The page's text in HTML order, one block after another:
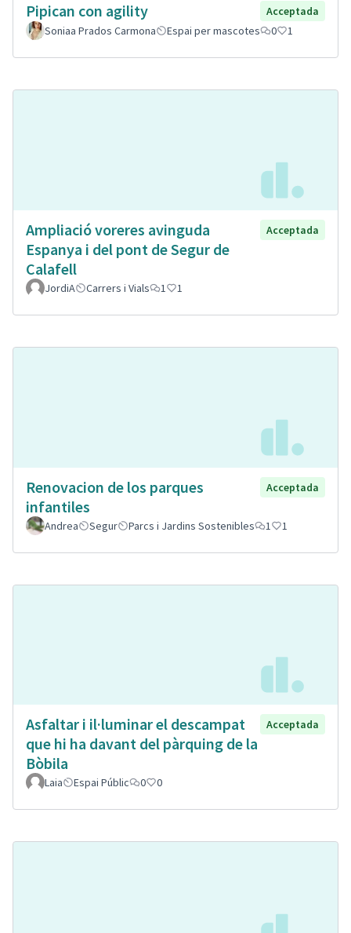
Pipican con agility
Acceptada
Soniaa Prados Carmona
Espai per mascotes 0 1
Ampliació voreres avinguda
Espanya i del pont de Segur de
Calafell
Acceptada
JordiA Carrers i Vials 1 1
Renovacion de los parques
infantiles
Acceptada
Andrea Segur Parcs i Jardins Sostenibles 1 1
Asfaltar i il·luminar el descampat
que hi ha davant del pàrquing de la
Bòbila
Acceptada
Laia Espai Públic 0 0